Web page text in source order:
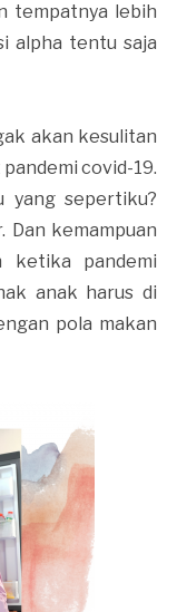
tempatnya lebih
alpha tentu saja
akan kesulitan
covid-19.
yang sepertiku?
Dan kemampuan
ketika pandemi
anak harus di
pola makan